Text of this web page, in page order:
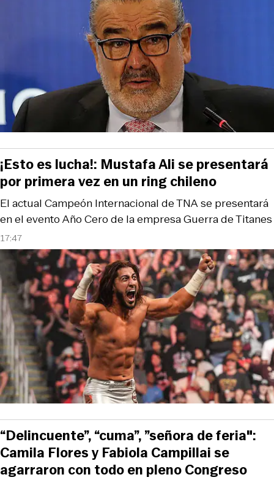
17:47
El actual Campeón Internacional de TNA se presentará
en el evento Año Cero de la empresa Guerra de Titanes
¡Esto es lucha!: Mustafa Ali se presentará
por primera vez en un ring chileno
“Delincuente”, “cuma”, ”señora de feria":
Camila Flores y Fabiola Campillai se
agarraron con todo en pleno Congreso